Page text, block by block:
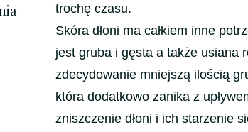
trochę czasu.
Skóra dłoni ma całkiem inne
jest gruba i gęsta a także usiana
zdecydowanie mniejszą ilością
która dodatkowo zanika z
zniszczenie dłoni i ich starzenie